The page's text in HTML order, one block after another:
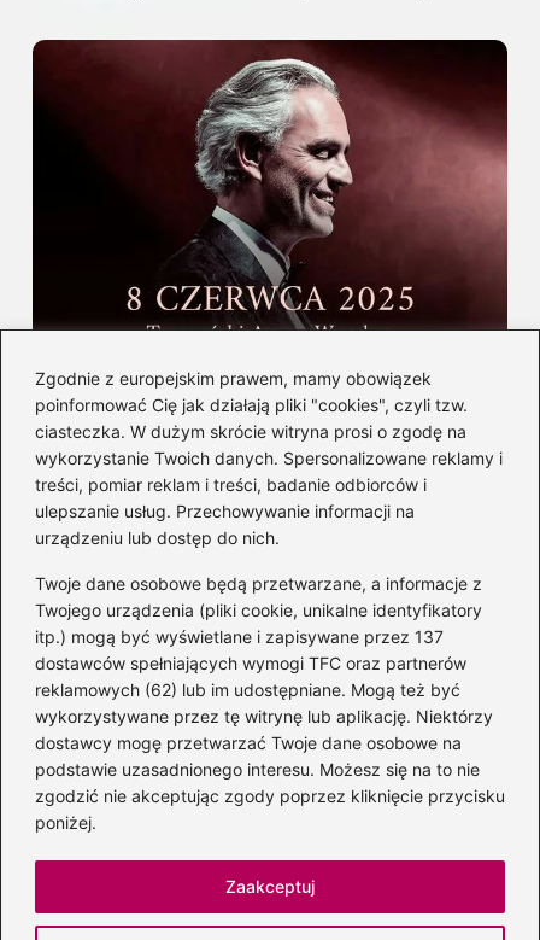
Zgodnie z europejskim prawem, mamy obowiązek
poinformować Cię jak działają pliki "cookies", czyli tzw.
ciasteczka. W dużym skrócie witryna prosi o zgodę na
wykorzystanie Twoich danych. Spersonalizowane reklamy i
treści, pomiar reklam i treści, badanie odbiorców i
ulepszanie usług. Przechowywanie informacji na
urządzeniu lub dostęp do nich.
Twoje dane osobowe będą przetwarzane, a informacje z
Twojego urządzenia (pliki cookie, unikalne identyfikatory
itp.) mogą być wyświetlane i zapisywane przez 137
dostawców spełniających wymogi TFC oraz partnerów
reklamowych (62) lub im udostępniane. Mogą też być
wykorzystywane przez tę witrynę lub aplikację. Niektórzy
dostawcy mogę przetwarzać Twoje dane osobowe na
podstawie uzasadnionego interesu. Możesz się na to nie
zgodzić nie akceptując zgody poprzez kliknięcie przycisku
poniżej.
Zaakceptuj
Polsce — informacje i bilety
Kategorie
Albumy(8)
Artyści
Edukacja muzyczna(89)
Instrumenty(39)
Kultura(47)
Muzyka(207)
Radio(1)
Śpiew(6)
Sprzęt audio(11)